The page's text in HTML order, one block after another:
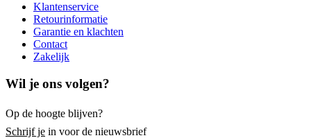
Klantenservice
Retourinformatie
Garantie en klachten
Contact
Zakelijk
Wil je ons volgen?
Op de hoogte blijven?
Schrijf je in voor de nieuwsbrief